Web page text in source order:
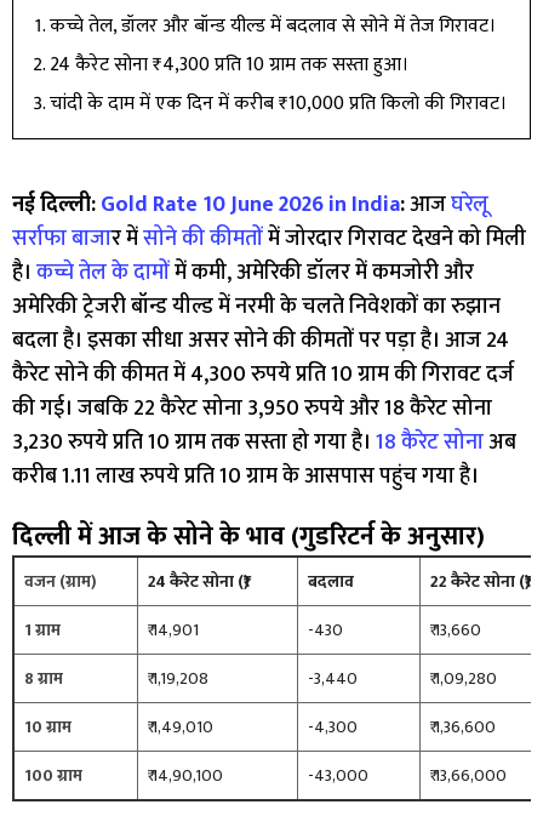
कच्चे तेल, डॉलर और बॉन्ड यील्ड में बदलाव से सोने में तेज गिरावट।
24 कैरेट सोना ₹4,300 प्रति 10 ग्राम तक सस्ता हुआ।
चांदी के दाम में एक दिन में करीब ₹10,000 प्रति किलो की गिरावट।
नई दिल्ली:Gold Rate 10 June 2026 in India:आजघरेलू
सर्राफा बाजार मेंसोने की कीमतोंमें जोरदार गिरावट देखने को मिली
है। कच्चे तेल के दामोंमें कमी, अमेरिकी डॉलर में कमजोरी और
अमेरिकी ट्रेजरी बॉन्ड यील्ड में नरमी के चलते निवेशकों का रुझान
बदला है। इसका सीधा असर सोने की कीमतों पर पड़ा है। आज 24
कैरेट सोने की कीमत में 4,300 रुपये प्रति 10 ग्राम की गिरावट दर्ज
की गई। जबकि 22 कैरेट सोना 3,950 रुपये और 18 कैरेट सोना
3,230 रुपये प्रति 10 ग्राम तक सस्ता हो गया है। 18 कैरेट सोनाअब
करीब 1.11 लाख रुपये प्रति 10 ग्राम के आसपास पहुंच गया है।
दिल्ली में आज के सोने के भाव (गुडरिटर्न के अनुसार)
वजन (ग्राम) 24 कैरेट सोना (₹) बदलाव
22 कैरेट सोना (₹)
1 ग्राम
₹ 14,901 -430
₹ 13,660
8 ग्राम
₹ 1,19,208 -3,440
₹ 1,09,280
10 ग्राम
₹ 1,49,010 -4,300
₹ 1,36,600
100 ग्राम
₹ 14,90,100 -43,000 ₹ 13,66,000